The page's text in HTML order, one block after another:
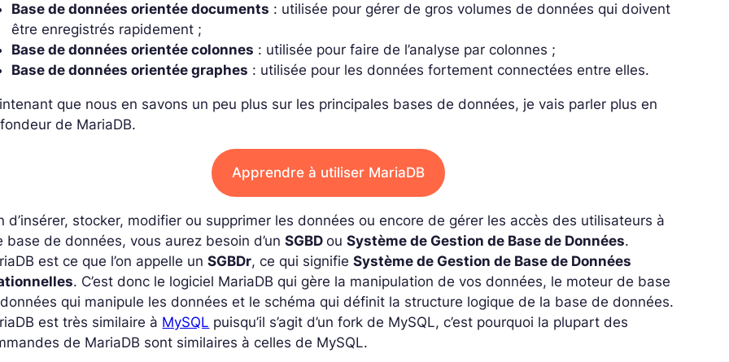
Base de données orientée documents : utilisée pour gérer de gros volumes de données qui doivent
être enregistrés rapidement ;
Base de données orientée colonnes : utilisée pour faire de l’analyse par colonnes ;
Base de données orientée graphes : utilisée pour les données fortement connectées entre elles.
que nous en savons un peu plus sur les principales bases de données, je vais parler plus en
de MariaDB.
Apprendre à utiliser MariaDB
d’insérer, stocker, modifier ou supprimer les données ou encore de gérer les accès des utilisateurs à
base de données, vous aurez besoin d’unSGBDouSystème de Gestion de Base de Données.
est ce que l’on appelle unSGBDr, ce qui signifieSystème de Gestion de Base de Données
. C’est donc le logiciel MariaDB qui gère la manipulation de vos données, le moteur de base
qui manipule les données et le schéma qui définit la structure logique de la base de données.
est très similaire à MySQL puisqu’il s’agit d’un fork de MySQL, c’est pourquoi la plupart des
de MariaDB sont similaires à celles de MySQL.